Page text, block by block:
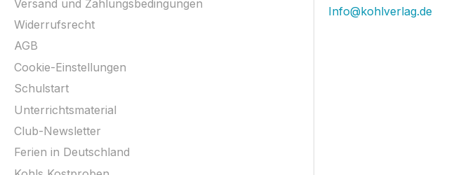
Versand und Zahlungsbedingungen
Widerrufsrecht
AGB
Cookie-Einstellungen
Schulstart
Unterrichtsmaterial
Club-Newsletter
Ferien in Deutschland
Info@kohlverlag.de